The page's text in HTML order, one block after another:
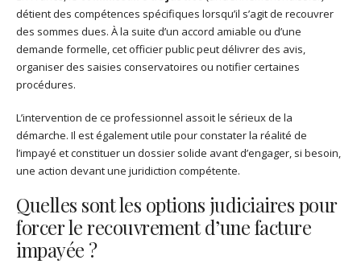
détient des compétences spécifiques lorsqu’il s’agit de recouvrer
des sommes dues. À la suite d’un accord amiable ou d’une
demande formelle, cet officier public peut délivrer des avis,
organiser des saisies conservatoires ou notifier certaines
procédures.
L’intervention de ce professionnel assoit le sérieux de la
démarche. Il est également utile pour constater la réalité de
l’impayé et constituer un dossier solide avant d’engager, si besoin,
une action devant une juridiction compétente.
Quelles sont les options judiciaires pour
forcer le recouvrement d’une facture
impayée ?